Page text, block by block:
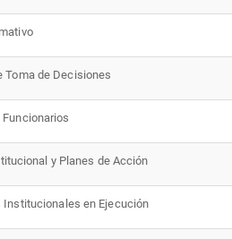
Toma de Decisiones
y Planes de Acción
Institucionales en Ejecución